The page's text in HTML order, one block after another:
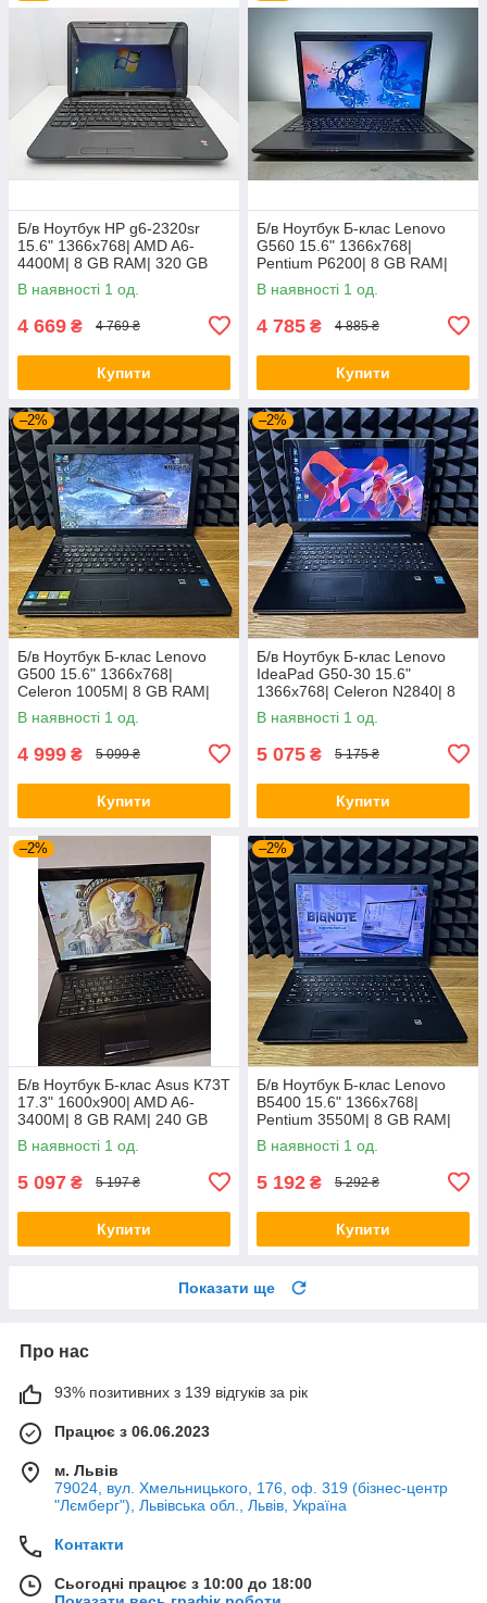
Б/в Ноутбук HP g6-2320sr
15.6" 1366x768| AMD A6-
4400M| 8 GB RAM| 320 GB
HDD| Radeon HD 7520G
В наявності 1 од.
4 669 ₴ 4 769 ₴
Купити
Б/в Ноутбук Б-клас Lenovo
G560 15.6" 1366x768|
Pentium P6200| 8 GB RAM|
120 GB SSD| HD
В наявності 1 од.
4 785 ₴ 4 885 ₴
Купити
–2%
Б/в Ноутбук Б-клас Lenovo
G500 15.6" 1366x768|
Celeron 1005M| 8 GB RAM|
128 GB SSD| HD
В наявності 1 од.
4 999 ₴ 5 099 ₴
Купити
–2%
Б/в Ноутбук Б-клас Lenovo
IdeaPad G50-30 15.6"
1366x768| Celeron N2840| 8
GB RAM| 128 GB SSD| HD
В наявності 1 од.
5 075 ₴ 5 175 ₴
Купити
–2%
Б/в Ноутбук Б-клас Asus K73T
17.3" 1600x900| AMD A6-
3400M| 8 GB RAM| 240 GB
SSD + 500 GB HDD| Radeon
HD 6520G
В наявності 1 од.
5 097 ₴ 5 197 ₴
Купити
–2%
Б/в Ноутбук Б-клас Lenovo
B5400 15.6" 1366x768|
Pentium 3550M| 8 GB RAM|
128 GB SSD| HD
В наявності 1 од.
5 192 ₴ 5 292 ₴
Купити
Показати ще
Про нас
93% позитивних з 139 відгуків за рік
Працює з 06.06.2023
м. Львів
79024, вул. Хмельницького, 176, оф. 319 (бізнес-центр
"Лємберг"), Львівська обл., Львів, Україна
Контакти
Сьогодні працює з 10:00 до 18:00